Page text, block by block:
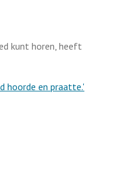
kunt horen, heeft
hoorde en praatte.'